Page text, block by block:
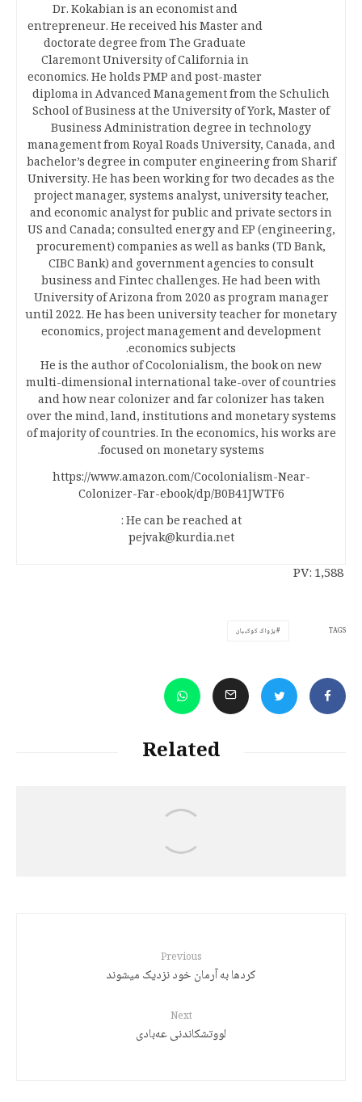
Dr. Kokabian is an economist and
entrepreneur. He received his Master and
doctorate degree from The Graduate
Claremont University of California in
economics. He holds PMP and post-master
diploma in Advanced Management from the Schulich
School of Business at the University of York, Master of
Business Administration degree in technology
management from Royal Roads University, Canada, and
bachelor’s degree in computer engineering from Sharif
University. He has been working for two decades as the
project manager, systems analyst, university teacher,
and economic analyst for public and private sectors in
US and Canada; consulted energy and EP (engineering,
procurement) companies as well as banks (TD Bank,
CIBC Bank) and government agencies to consult
business and Fintec challenges. He had been with
University of Arizona from 2020 as program manager
until 2022. He has been university teacher for monetary
economics, project management and development
economics subjects.
He is the author of Cocolonialism, the book on new
multi-dimensional international take-over of countries
and how near colonizer and far colonizer has taken
over the mind, land, institutions and monetary systems
of majority of countries. In the economics, his works are
focused on monetary systems.
https://www.amazon.com/Cocolonialism-Near-
Colonizer-Far-ebook/dp/B0B41JWTF6
He can be reached at :
pejvak@kurdia.net
PV:1,588
TAGS پژواک کوکبیان
Related
Previous
کردها به آرمان خود نزدیک میشوند
Next
لووتشکاندنی عەبادی